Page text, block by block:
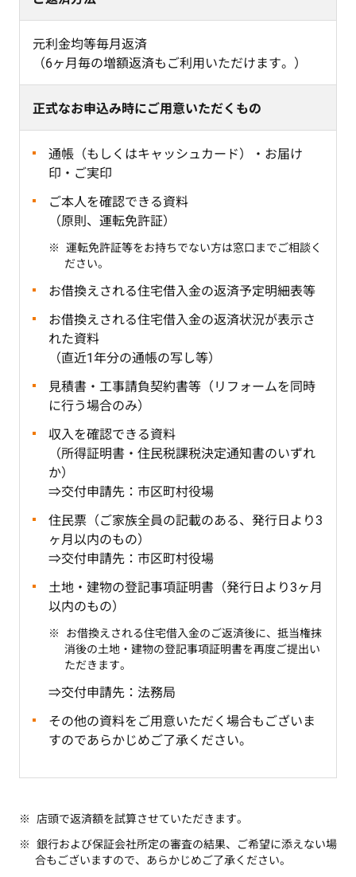
元利金均等毎月返済
（6ヶ月毎の増額返済もご利用いただけます。）
正式なお申込み時にご用意いただくもの
通帳（もしくはキャッシュカード）・お届け
印・ご実印
ご本人を確認できる資料
（原則、運転免許証）
運転免許証等をお持ちでない方は窓口までご相談く
ださい。
お借換えされる住宅借入金の返済予定明細表等
お借換えされる住宅借入金の返済状況が表示さ
れた資料
（直近1年分の通帳の写し等）
見積書・工事請負契約書等（リフォームを同時
に行う場合のみ）
収入を確認できる資料
（所得証明書・住民税課税決定通知書のいずれ
か）
⇒交付申請先：市区町村役場
住民票（ご家族全員の記載のある、発行日より3
ヶ月以内のもの）
⇒交付申請先：市区町村役場
土地・建物の登記事項証明書（発行日より3ヶ月
以内のもの）
お借換えされる住宅借入金のご返済後に、抵当権抹
消後の土地・建物の登記事項証明書を再度ご提出い
ただきます。
⇒交付申請先：法務局
その他の資料をご用意いただく場合もございま
すのであらかじめご了承ください。
店頭で返済額を試算させていただきます。
銀行および保証会社所定の審査の結果、ご希望に添えない場
合もございますので、あらかじめご了承ください。